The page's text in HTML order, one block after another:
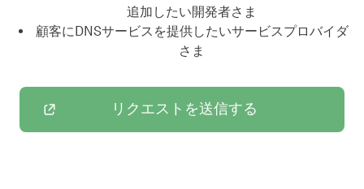
追加したい開発者さま
顧客にDNSサービスを提供したいサービスプロバイダ
さま
リクエストを送信する